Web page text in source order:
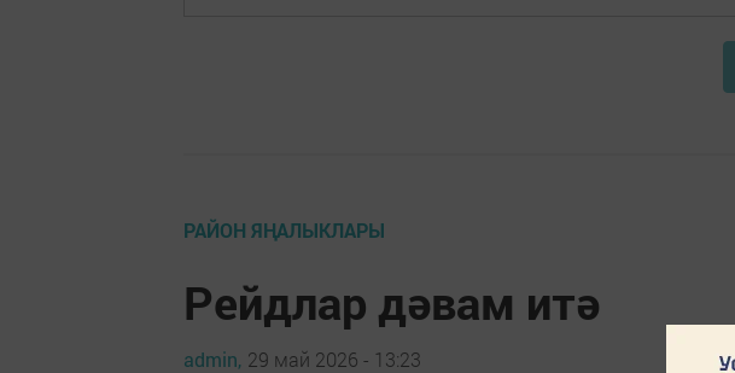
РАЙОН ЯҢАЛЫКЛАРЫ
Рейдлар дәвам итә
admin, 29 май 2026 - 13:23